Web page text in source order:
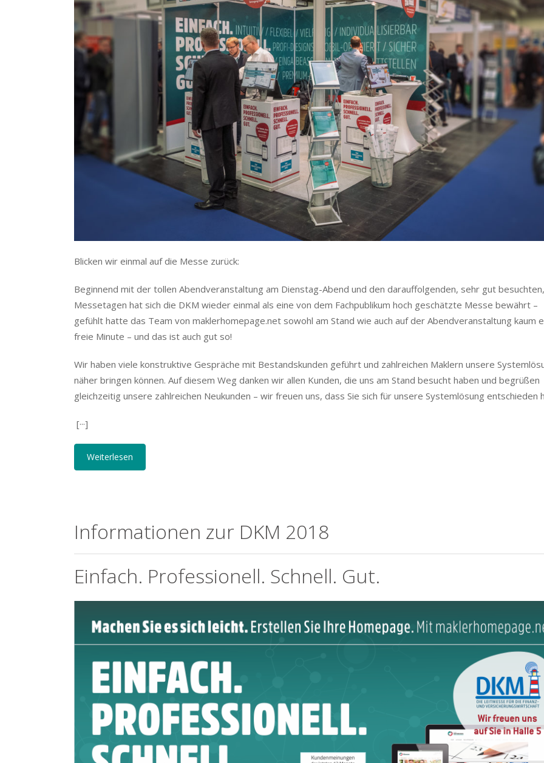
Blicken wir einmal auf die Messe zurück:
Beginnend mit der tollen Abendveranstaltung am Dienstag-Abend und den darauffolgenden, sehr gut besuchten,
Messetagen hat sich die DKM wieder einmal als eine von dem Fachpublikum hoch geschätzte Messe bewährt –
gefühlt hatte das Team von maklerhomepage.net sowohl am Stand wie auch auf der Abendveranstaltung kaum
freie Minute – und das ist auch gut so!
Wir haben viele konstruktive Gespräche mit Bestandskunden geführt und zahlreichen Maklern unsere
näher bringen können. Auf diesem Weg danken wir allen Kunden, die uns am Stand besucht haben und begrüßen
gleichzeitig unsere zahlreichen Neukunden – wir freuen uns, dass Sie sich für unsere Systemlösung entschieden
[···]
Weiterlesen
Informationen zur DKM 2018
Einfach. Professionell. Schnell. Gut.